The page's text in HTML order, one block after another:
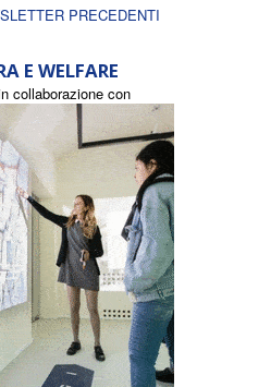
PRECEDENTI
E WELFARE
collaborazione con